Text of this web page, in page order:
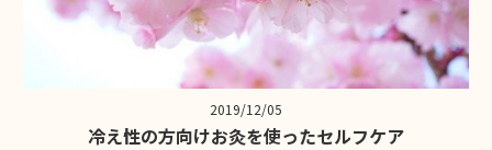
2019/12/05
冷え性の方向けお灸を使ったセルフケア